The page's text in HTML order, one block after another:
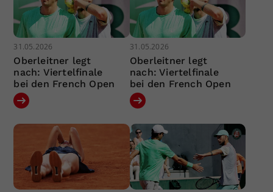
31.05.2026
Oberleitner legt
nach: Viertelfinale
bei den French Open
31.05.2026
Oberleitner legt
nach: Viertelfinale
bei den French Open